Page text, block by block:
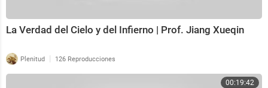
La Verdad del Cielo y del Infierno | Prof. Jiang Xueqin
Plenitud | 126 Reproducciones
00:19:42